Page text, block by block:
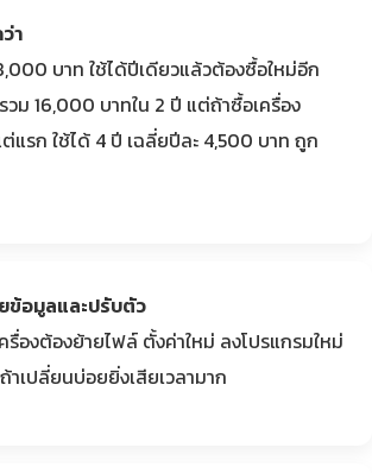
า
บาท ใช้ได้ปีเดียวแล้วต้องซื้อใหม่อีก
ม 16,000 บาทใน 2 ปี แต่ถ้าซื้อเครื่อง
แรก ใช้ได้ 4 ปี เฉลี่ยปีละ 4,500 บาท ถูก
ยข้อมูลและปรับตัว
รื่องต้องย้ายไฟล์ ตั้งค่าใหม่ ลงโปรแกรมใหม่
าเปลี่ยนบ่อยยิ่งเสียเวลามาก